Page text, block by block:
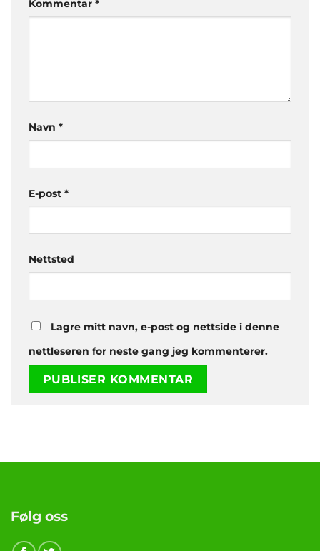
Kommentar *
Navn *
E-post *
Nettsted
Lagre mitt navn, e-post og nettside i denne
nettleseren for neste gang jeg kommenterer.
Følg oss